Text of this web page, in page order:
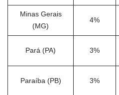
Minas Gerais
(MG)
4%
Pará (PA) 3%
Paraíba (PB) 3%